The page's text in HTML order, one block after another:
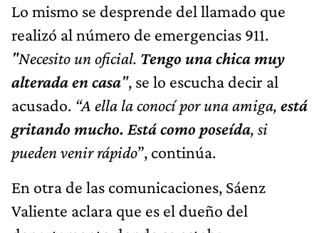
Lo mismo se desprende del llamado que
realizó al número de emergencias 911.
"Necesito un oficial. Tengo una chica muy
alterada en casa", se lo escucha decir al
acusado. “A ella la conocí por una amiga, está
gritando mucho. Está como poseída, si
pueden venir rápido”, continúa.
En otra de las comunicaciones, Sáenz
Valiente aclara que es el dueño del